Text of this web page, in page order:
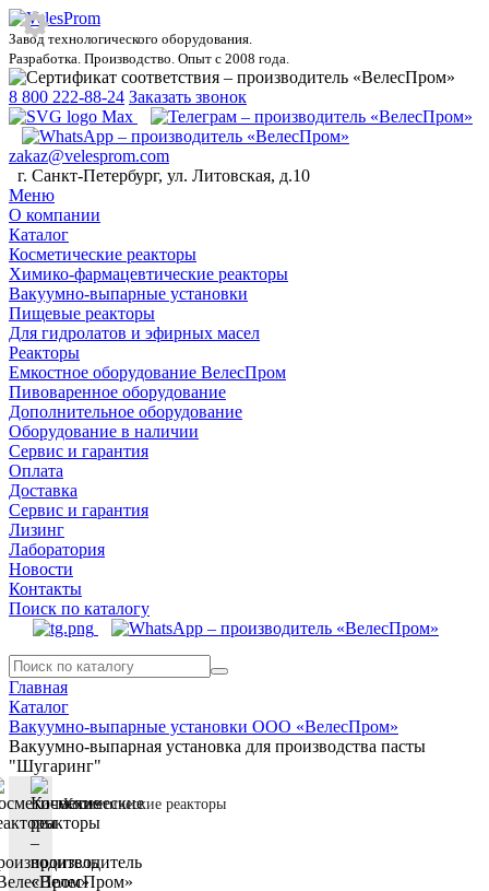
Завод технологического оборудования.
Разработка. Производство. Опыт с 2008 года.
8 800 222-88-24 Заказать звонок
zakaz@velesprom.com
г. Санкт-Петербург, ул. Литовская, д.10
Меню
О компании
Каталог
Косметические реакторы
Химико-фармацевтические реакторы
Вакуумно-выпарные установки
Пищевые реакторы
Для гидролатов и эфирных масел
Реакторы
Емкостное оборудование ВелесПром
Пивоваренное оборудование
Дополнительное оборудование
Оборудование в наличии
Сервис и гарантия
Оплата
Доставка
Сервис и гарантия
Лизинг
Лаборатория
Новости
Контакты
Поиск по каталогу
Главная
Каталог
Вакуумно-выпарные установки ООО «ВелесПром»
Вакуумно-выпарная установка для производства пасты
"Шугаринг"
Косметические реакторы